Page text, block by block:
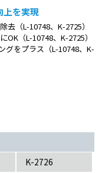
上を実現
去（L-10748、K-2725）
OK（L-10748、K-2725）
グをプラス（L-10748、K-
K-2726